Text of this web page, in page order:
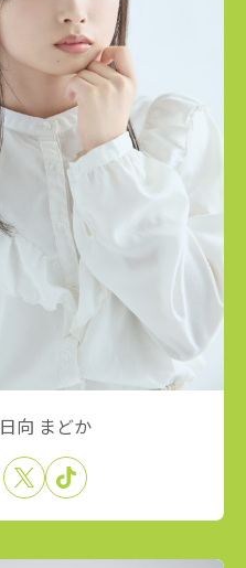
日向 まどか